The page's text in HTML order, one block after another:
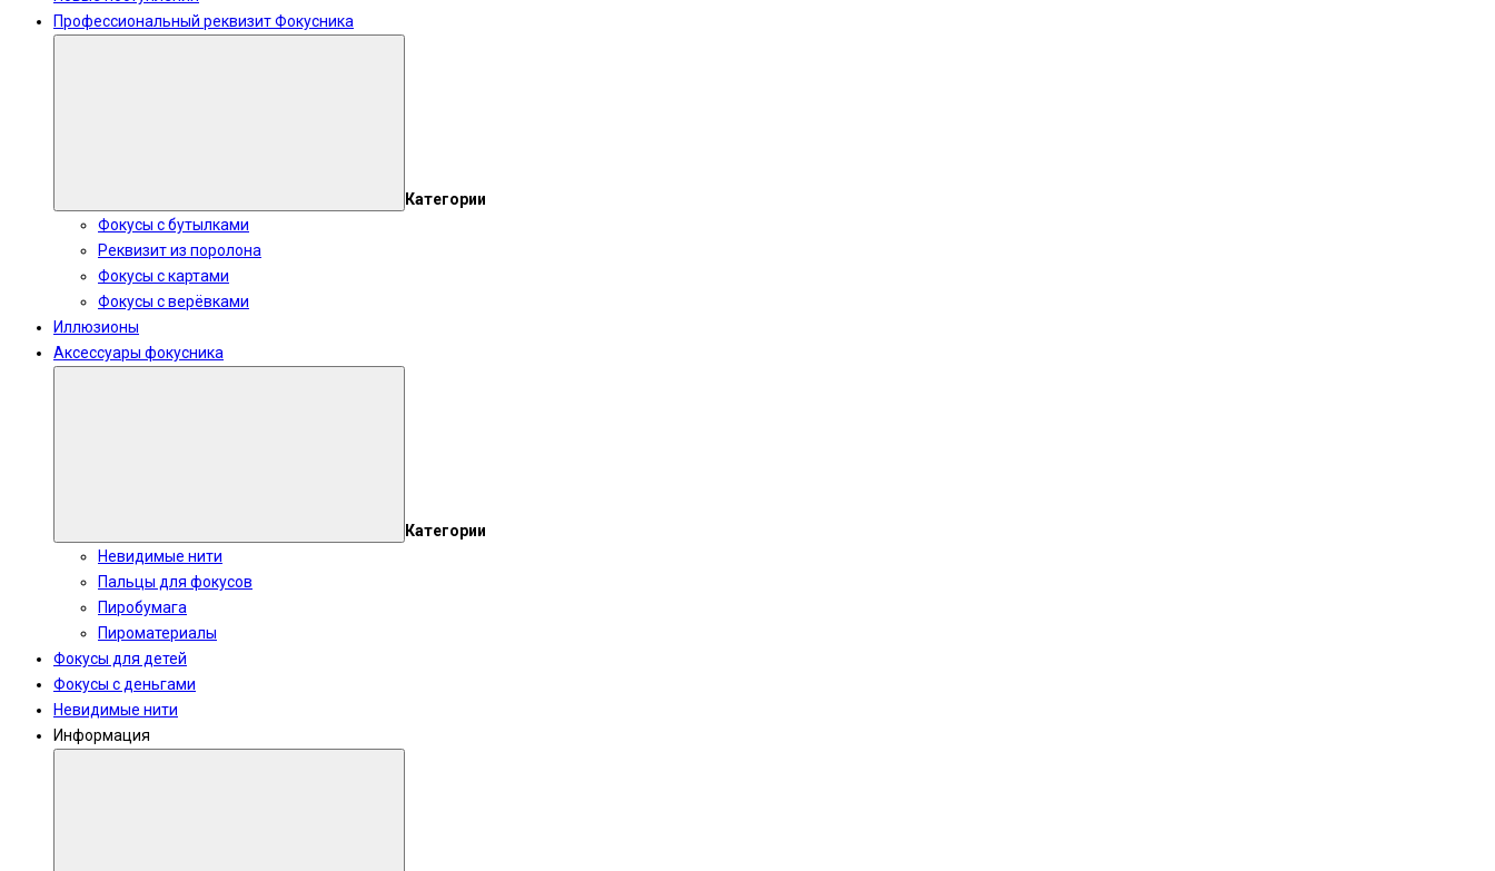
Профессиональный реквизит Фокусника
Категории
Фокусы с бутылками
Реквизит из поролона
Фокусы с картами
Фокусы с верёвками
Иллюзионы
Аксессуары фокусника
Категории
Невидимые нити
Пальцы для фокусов
Пиробумага
Пироматериалы
Фокусы для детей
Фокусы с деньгами
Невидимые нити
Информация